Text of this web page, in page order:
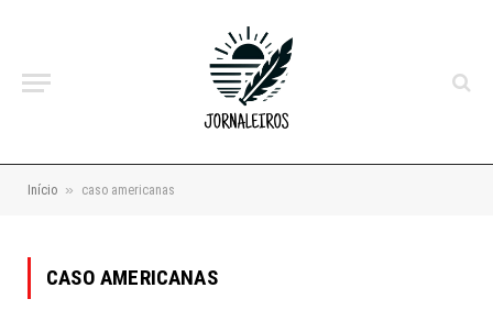
Início » caso americanas
CASO AMERICANAS